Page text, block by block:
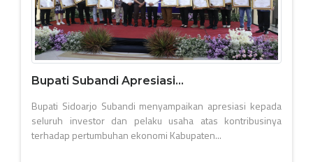
Bupati Subandi Apresiasi...
Bupati Sidoarjo Subandi menyampaikan apresiasi kepada
seluruh investor dan pelaku usaha atas kontribusinya
terhadap pertumbuhan ekonomi Kabupaten...